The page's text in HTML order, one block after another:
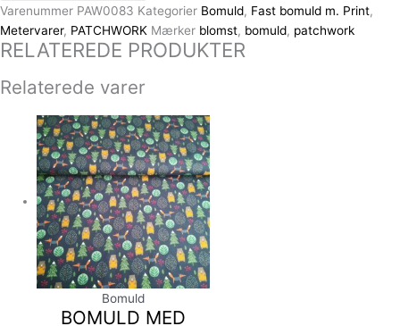
Varenummer PAW0083 Kategorier Bomuld, Fast bomuld m. Print,
Metervarer, PATCHWORK Mærker blomst, bomuld, patchwork
RELATEREDE PRODUKTER
Relaterede varer
Bomuld
BOMULD MED